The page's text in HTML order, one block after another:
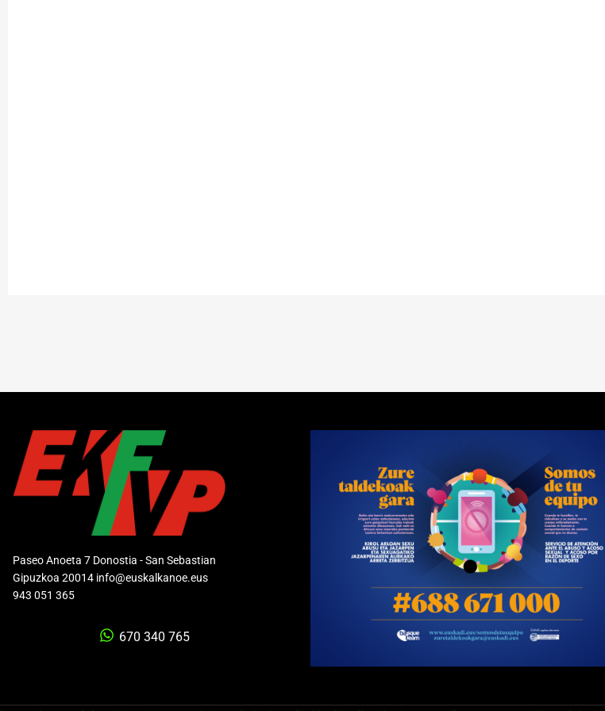
Paseo Anoeta 7 Donostia - San Sebastian
Gipuzkoa 20014 info@euskalkanoe.eus
943 051 365
670 340 765